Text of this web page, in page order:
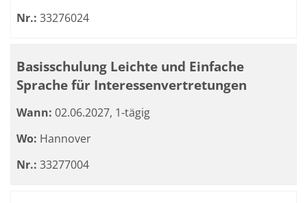
Nr.: 33276024
Basisschulung Leichte und Einfache
Sprache für Interessenvertretungen
Wann: 02.06.2027, 1-tägig
Wo: Hannover
Nr.: 33277004